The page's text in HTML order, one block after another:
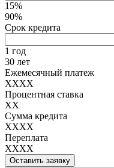
15%
90%
Срок кредита
1 год
30 лет
Ежемесячный платеж
XXXX
Процентная ставка
XX
Сумма кредита
XXXX
Переплата
XXXX
Оставить заявку